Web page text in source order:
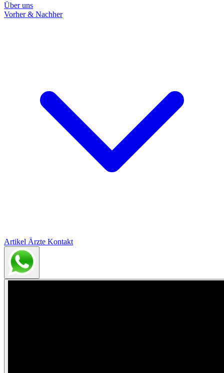
Über uns
Vorher & Nachher
Artikel Ärzte Kontakt